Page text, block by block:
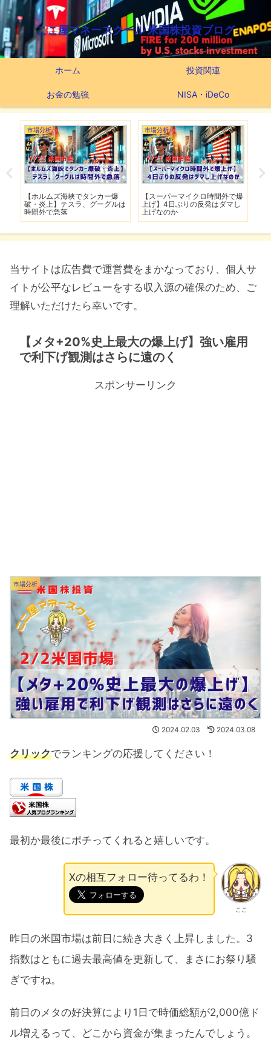
ここ屋マネースクール 米国株投資ブログ
ホーム 投資関連
お金の勉強 NISA・iDeCo
市場分析
【ホルムズ海峡でタンカー爆
破・炎上】テスラ、グーグルは
時間外で急落
市場分析
【スーパーマイクロ時間外で爆
上げ】4日ぶりの反発はダマし
上げなのか
当サイトは広告費で運営費をまかなっており、個人サ
イトが公平なレビューをする収入源の確保のため、ご
理解いただけたら幸いです。
【メタ+20%史上最大の爆上げ】強い雇用
で利下げ観測はさらに遠のく
スポンサーリンク
市場分析
2024.02.03 2024.03.08
クリックでランキングの応援してください！
最初か最後にポチってくれると嬉しいです。
ここ
Xの相互フォロー待ってるわ！
昨日の米国市場は前日に続き大きく上昇しました。3
指数はともに過去最高値を更新して、まさにお祭り騒
ぎですね。
前日のメタの好決算により1日で時価総額が2,000億ド
ル増えるって、どこから資金が集まったんでしょう。